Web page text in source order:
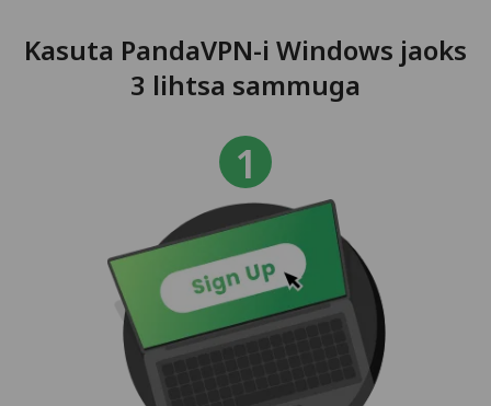
Kasuta PandaVPN-i Windows jaoks
3 lihtsa sammuga